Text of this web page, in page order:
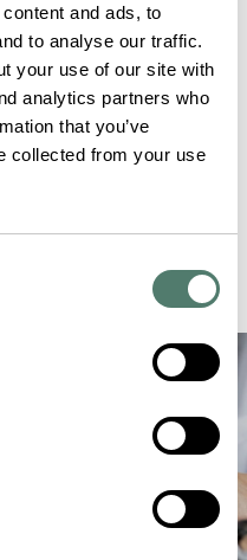
and ads, to
to analyse our traffic.
your use of our site with
analytics partners who
that you’ve
collected from your use